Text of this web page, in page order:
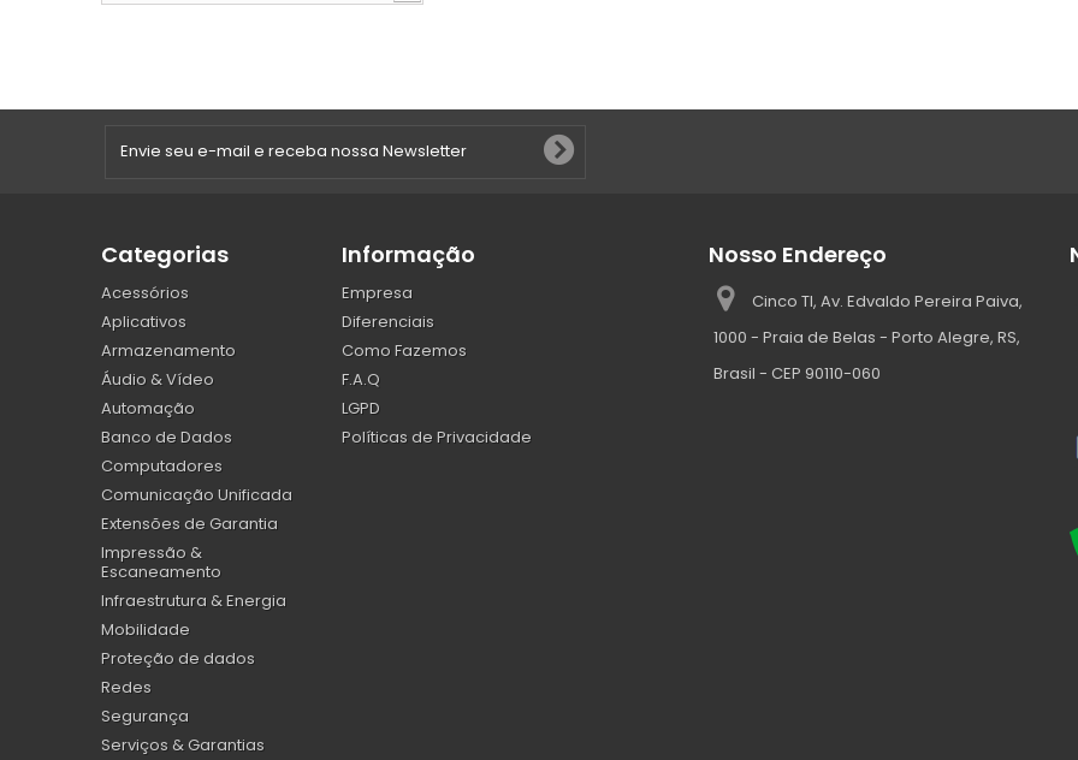
Categorias
Acessórios
Aplicativos
Armazenamento
Áudio & Vídeo
Automação
Banco de Dados
Computadores
Comunicação Unificada
Extensões de Garantia
Impressão &
Escaneamento
Infraestrutura & Energia
Mobilidade
Proteção de dados
Redes
Segurança
Serviços & Garantias
Informação
Empresa
Diferenciais
Como Fazemos
F.A.Q
LGPD
Políticas de Privacidade
Nosso Endereço
Cinco TI, Av. Edvaldo Pereira Paiva,
1000 - Praia de Belas - Porto Alegre, RS,
Brasil - CEP 90110-060